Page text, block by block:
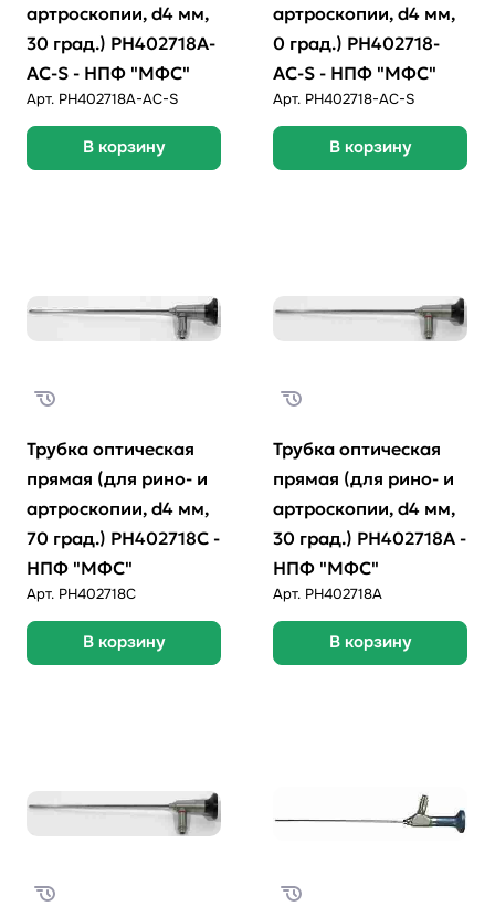
артроскопии, d4 мм,
30 град.) РН402718А-
AC-S - НПФ "МФС"
Арт. PH402718A-AC-S
В корзину
артроскопии, d4 мм,
0 град.) РН402718-
AC-S - НПФ "МФС"
Арт. PH402718-AC-S
В корзину
Трубка оптическая
прямая (для рино- и
артроскопии, d4 мм,
70 град.) РН402718С -
НПФ "МФС"
Арт. PH402718C
В корзину
Трубка оптическая
прямая (для рино- и
артроскопии, d4 мм,
30 град.) РН402718А -
НПФ "МФС"
Арт. PH402718A
В корзину